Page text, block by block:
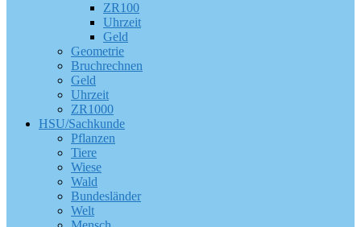
ZR100
Uhrzeit
Geld
Geometrie
Bruchrechnen
Geld
Uhrzeit
ZR1000
HSU/Sachkunde
Pflanzen
Tiere
Wiese
Wald
Bundesländer
Welt